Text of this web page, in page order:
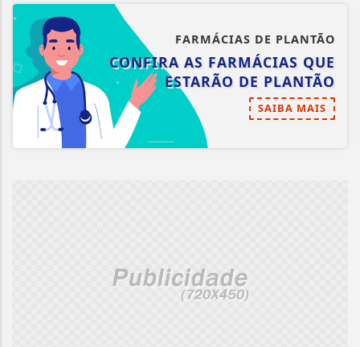
FARMÁCIAS DE PLANTÃO
CONFIRA AS FARMÁCIAS QUE
ESTARÃO DE PLANTÃO
SAIBA MAIS